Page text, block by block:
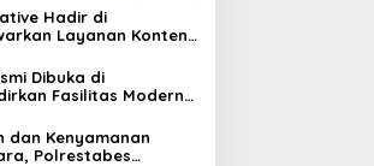
Hadir di
Layanan Konten
Dibuka di
Fasilitas Modern
dan Kenyamanan
Polrestabes